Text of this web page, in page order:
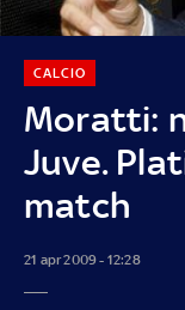
Moratti:
Juve.
match
CALCIO
21 apr 2009 - 12:28